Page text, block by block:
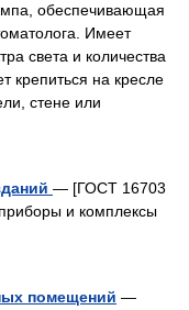
обеспечивающая
Имеет
света и количества
крепиться на кресле
стене или
— [ГОСТ 16703
и комплексы
помещений —